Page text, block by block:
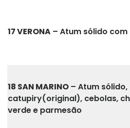
17VERONA – Atum sólido
18 SAN MARINO – Atum sólido,
catupiry(original), cebolas,
verde e parmesão